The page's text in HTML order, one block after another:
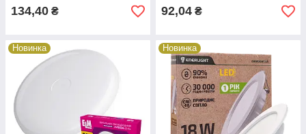
134,40 ₴ 92,04 ₴
Новинка Новинка